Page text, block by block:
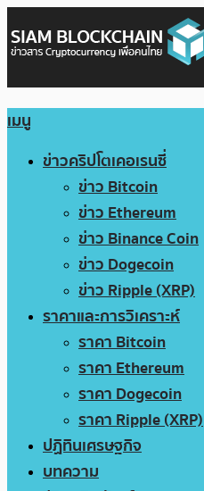
เมนู
ข่าวคริปโตเคอเรนซี่
ข่าว Bitcoin
ข่าว Ethereum
ข่าว Binance Coin
ข่าว Dogecoin
ข่าว Ripple (XRP)
ราคาและการวิเคราะห์
ราคา Bitcoin
ราคา Ethereum
ราคา Dogecoin
ราคา Ripple (XRP)
ปฏิทินเศรษฐกิจ
บทความ